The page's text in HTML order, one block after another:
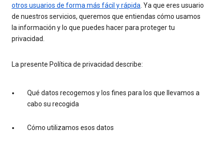
otros usuarios de forma más fácil y rápida. Ya que eres usuario
de nuestros servicios, queremos que entiendas cómo usamos
la información y lo que puedes hacer para proteger tu
privacidad.
La presente Política de privacidad describe:
Qué datos recogemos y los fines para los que llevamos a
cabo su recogida
Cómo utilizamos esos datos